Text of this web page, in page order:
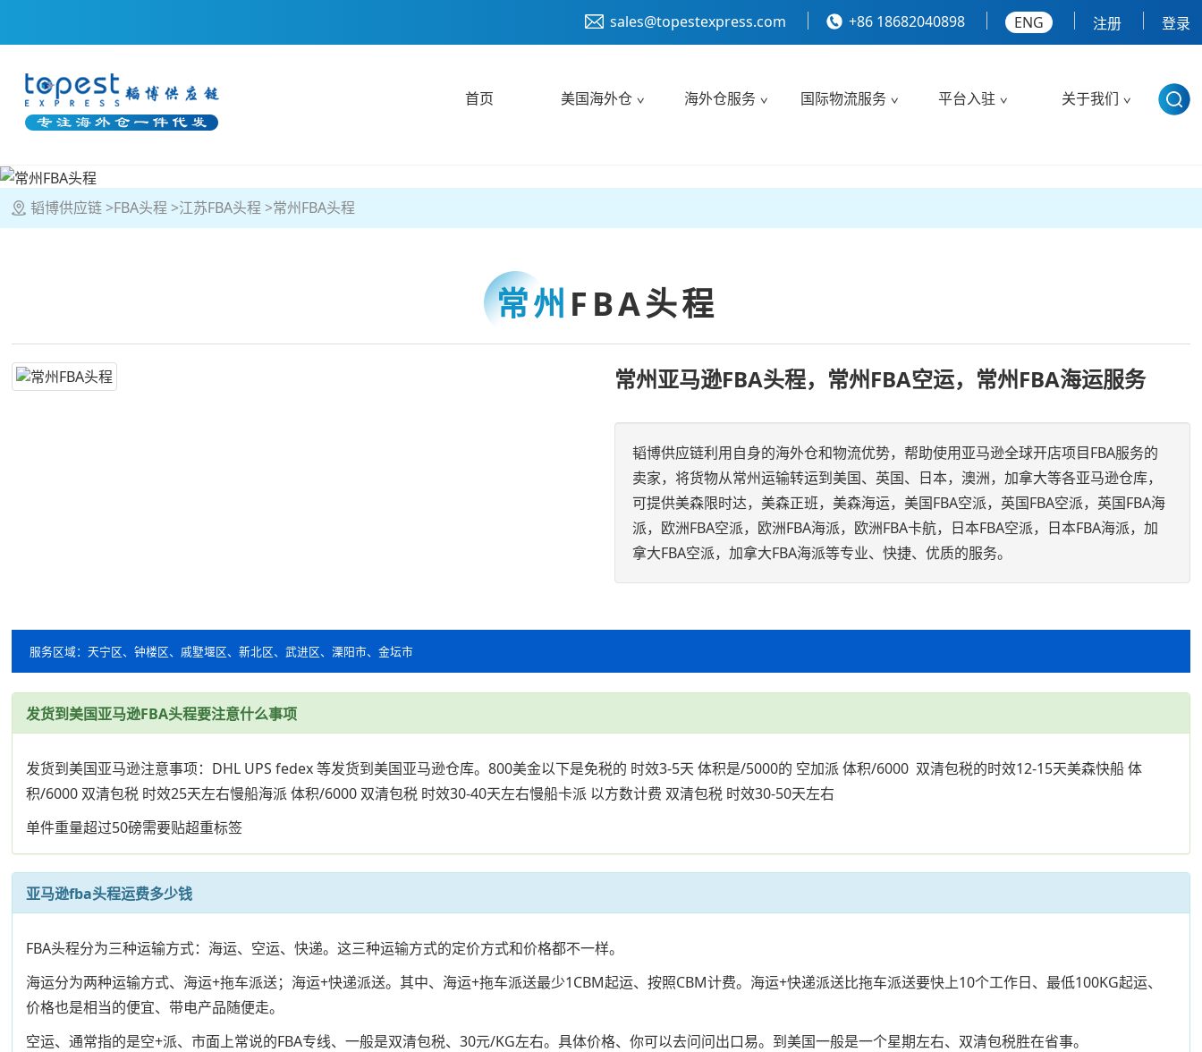
sales@topestexpress.com +86 18682040898 ENG 注册 登录
首页 美国海外仓 海外仓服务 国际物流服务 平台入驻 关于我们
韬博供应链 FBA头程 江苏FBA头程 常州FBA头程
常州 FBA头程
常州亚马逊FBA头程，常州FBA空运，常州FBA海运服务
韬博供应链利用自身的海外仓和物流优势，帮助使用亚马逊全球开店项目FBA服务的
卖家，将货物从常州运输转运到美国、英国、日本，澳洲，加拿大等各亚马逊仓库，
可提供美森限时达，美森正班，美森海运，美国FBA空派，英国FBA空派，英国FBA海
派，欧洲FBA空派，欧洲FBA海派，欧洲FBA卡航，日本FBA空派，日本FBA海派，加
拿大FBA空派，加拿大FBA海派等专业、快捷、优质的服务。
服务区域：天宁区、钟楼区、戚墅堰区、新北区、武进区、溧阳市、金坛市
发货到美国亚马逊FBA头程要注意什么事项
发货到美国亚马逊注意事项：DHL UPS fedex 等发货到美国亚马逊仓库。800美金以下是免税的 时效3-5天 体积是/5000的 空加派 体积/6000 双清包税的时效12-15天美森快船 体
积/6000 双清包税 时效25天左右慢船海派 体积/6000 双清包税 时效30-40天左右慢船卡派 以方数计费 双清包税 时效30-50天左右
单件重量超过50磅需要贴超重标签
亚马逊fba头程运费多少钱
FBA头程分为三种运输方式：海运、空运、快递。这三种运输方式的定价方式和价格都不一样。
海运分为两种运输方式、海运+拖车派送；海运+快递派送。其中、海运+拖车派送最少1CBM起运、按照CBM计费。海运+快递派送比拖车派送要快上10个工作日、最低100KG起运、
价格也是相当的便宜、带电产品随便走。
空运、通常指的是空+派、市面上常说的FBA专线、一般是双清包税、30元/KG左右。具体价格、你可以去问问出口易。到美国一般是一个星期左右、双清包税胜在省事。